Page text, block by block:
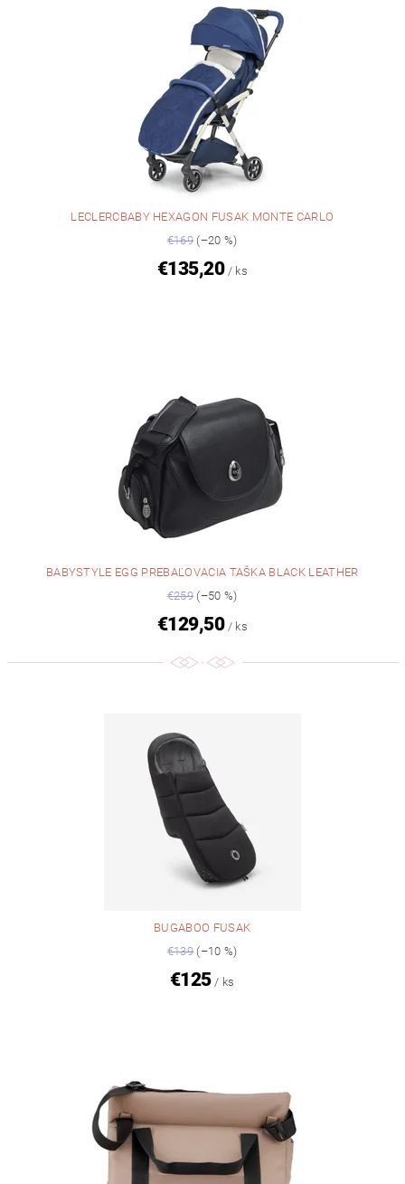
LECLERCBABY HEXAGON FUSAK MONTE CARLO
€169 (–20 %)
€135,20 / ks
BABYSTYLE EGG PREBAĽOVACIA TAŠKA BLACK LEATHER
€259 (–50 %)
€129,50 / ks
BUGABOO FUSAK
€139 (–10 %)
€125 / ks